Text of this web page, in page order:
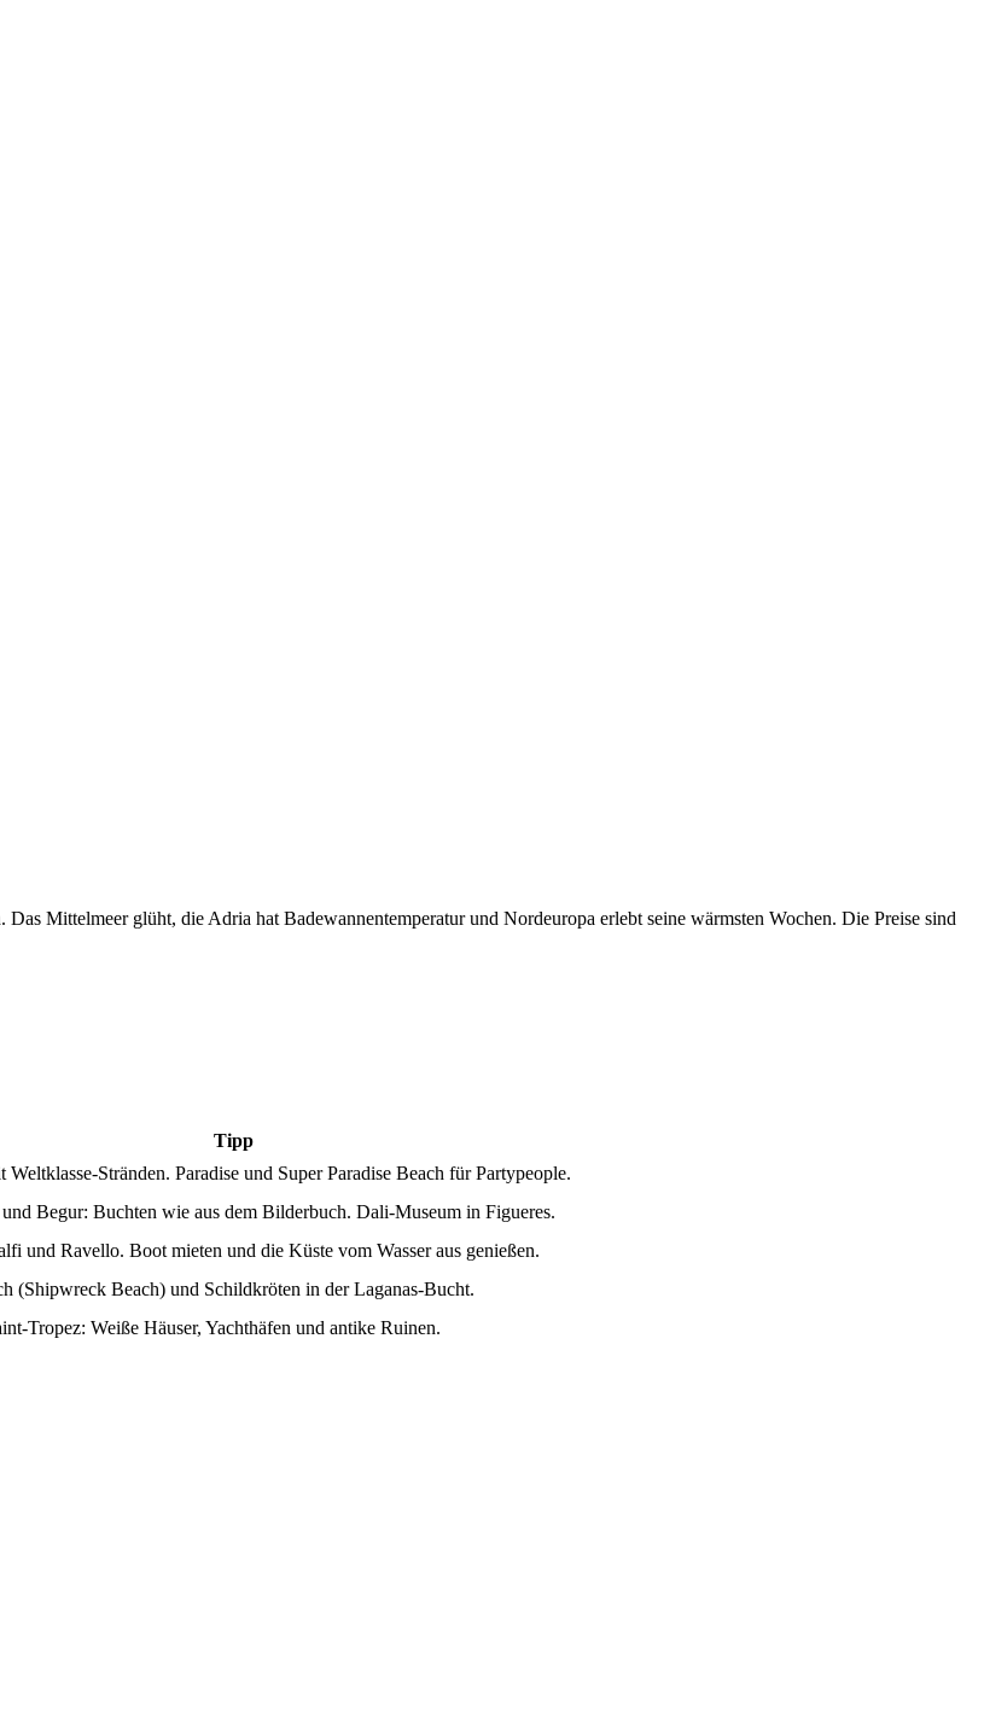
Mittelmeer glüht, die Adria hat Badewannentemperatur und Nordeuropa erlebt seine wärmsten Wochen. Die Preise sind
Tipp
Weltklasse-Stränden. Paradise und Super Paradise Beach für Partypeople.
Begur: Buchten wie aus dem Bilderbuch. Dali-Museum in Figueres.
und Ravello. Boot mieten und die Küste vom Wasser aus genießen.
(Shipwreck Beach) und Schildkröten in der Laganas-Bucht.
Tropez: Weiße Häuser, Yachthäfen und antike Ruinen.